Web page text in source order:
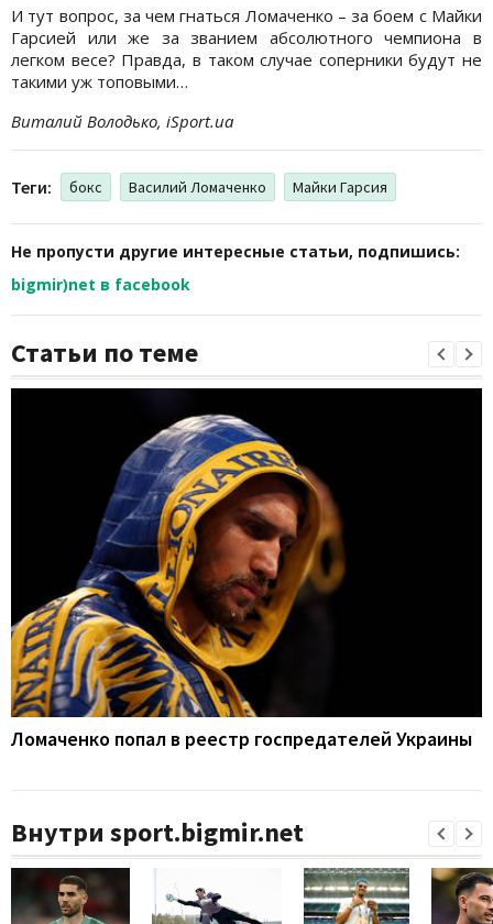
И тут вопрос, за чем гнаться Ломаченко – за боем с Майки
Гарсией или же за званием абсолютного чемпиона в
легком весе? Правда, в таком случае соперники будут не
такими уж топовыми…
Виталий Володько, iSport.ua
Теги: бокс Василий Ломаченко Майки Гарсия
Не пропусти другие интересные статьи, подпишись:
bigmir)net в facebook
Статьи по теме
Ломаченко попал в реестр госпредателей Украины
Внутри sport.bigmir.net